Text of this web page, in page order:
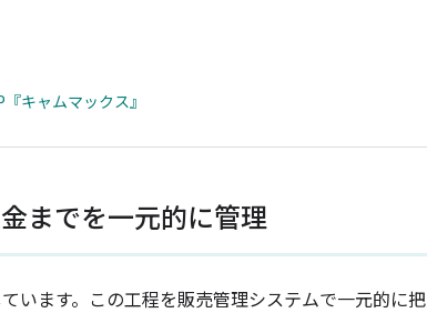
キャムマックス』
までを一元的に管理
います。この工程を販売管理システムで一元的に把